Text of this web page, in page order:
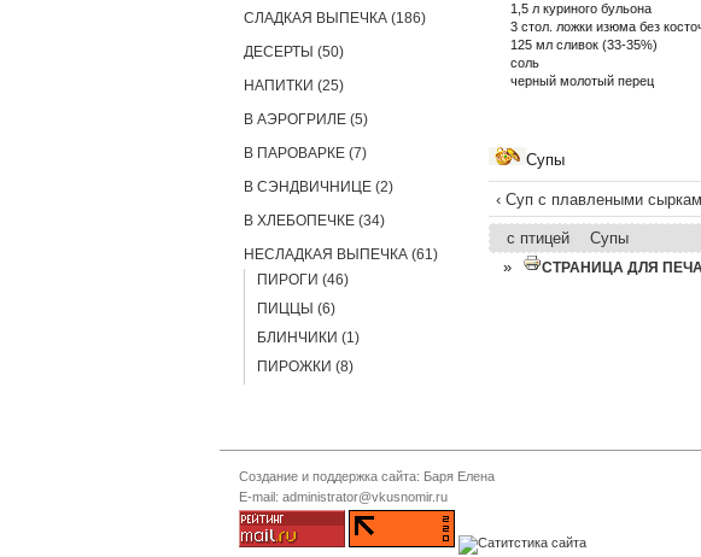
1,5 л куриного бульона
3 стол. ложки изюма без
125 мл сливок (33-35%)
соль
черный молотый перец
Супы
‹ Суп с плавлеными
с птицей
Супы
»
СТРАНИЦА ДЛЯ
СЛАДКАЯ ВЫПЕЧКА (186)
ДЕСЕРТЫ (50)
НАПИТКИ (25)
В АЭРОГРИЛЕ (5)
В ПАРОВАРКЕ (7)
В СЭНДВИЧНИЦЕ (2)
В ХЛЕБОПЕЧКЕ (34)
НЕСЛАДКАЯ ВЫПЕЧКА (61)
ПИРОГИ (46)
ПИЦЦЫ (6)
БЛИНЧИКИ (1)
ПИРОЖКИ (8)
Создание и поддержка сайта: Баря Елена
E-mail: administrator@vkusnomir.ru